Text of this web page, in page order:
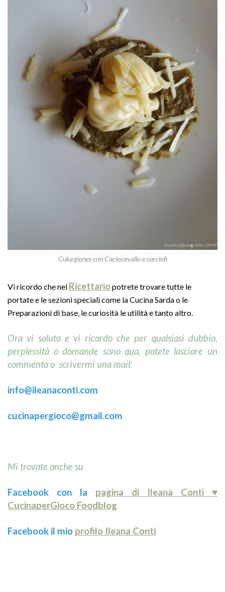
Culurgiones con Caciocavallo e carciofi
Vi ricordo che nel Ricettariopotrete trovare tutte le
portate e le sezioni speciali come la Cucina Sarda o le
Preparazioni di base, le curiosità le utilità e tanto altro.
Ora vi saluto e vi ricordo che per qualsiasi dubbio,
perplessità o domande sono qua, potete lasciare un
commento o scrivermi una mail:
info@ileanaconti.com
cucinapergioco@gmail.com
Mi trovate anche su
Facebook con la pagina di Ileana Conti ♥
CucinaperGioco Foodblog
Facebook il mio profilo Ileana Conti